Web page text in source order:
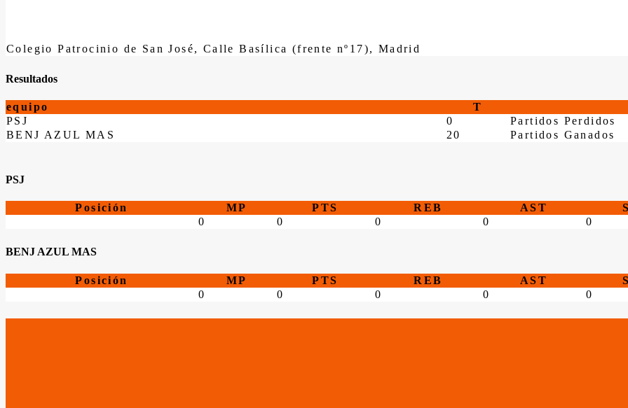
Colegio Patrocinio de San José, Calle Basílica (frente nº17), Madrid
Resultados
equipo T
PSJ
0
Partidos Perdidos
BENJ AZUL MAS
20 Partidos Ganados
PSJ
Posición MP PTS REB AST
0
0 0 0 0
BENJ AZUL MAS
Posición MP PTS REB AST
0
0 0 0 0